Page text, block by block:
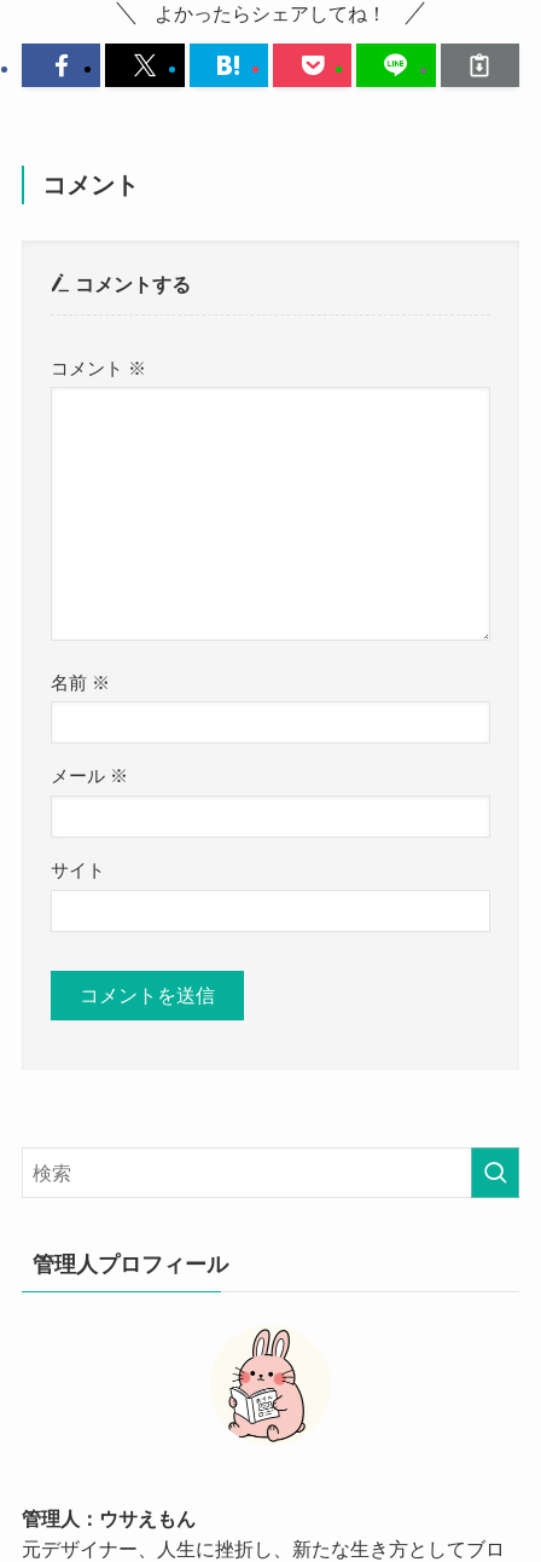
よかったらシェアしてね！
コメント
コメントする
コメント ※
名前 ※
メール ※
サイト
管理人プロフィール
管理人：ウサえもん
元デザイナー、人生に挫折し、新たな生き方としてブロ